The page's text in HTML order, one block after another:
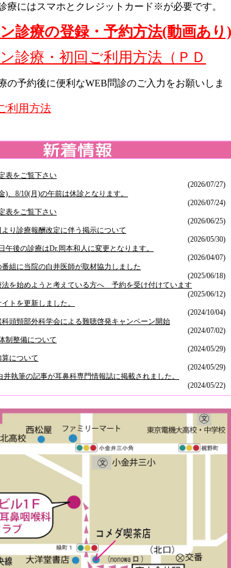
療にはスマホとクレジットカード※が必要です。
診療の登録・予約方法(動画あり)
診療・初回ご利用方法（ＰＤ
の予約後に便利なWEB問診のご入力をお願いしま
利用方法
表をご覧下さい
(2026/07/27)
)、8/10(月)の午前は休診となります。
(2026/07/24)
表をご覧下さい
(2026/06/25)
より診療報酬改定に伴う掲示について
(2026/05/30)
午後の診療はDr.岡本和人に変更となります。
(2026/04/07)
組に当院の白井医師が取材協力しました
(2025/06/18)
法を始めようと考えている方へ 予約を受け付けています
(2025/06/12)
トを更新しました。
(2024/10/04)
科頭頸部外科学会による難聴啓発キャンペーン開始
(2024/07/02)
制整備について
(2024/05/29)
について
(2024/05/29)
井執筆の記事が耳鼻科専門情報誌に掲載されました。
(2024/05/22)